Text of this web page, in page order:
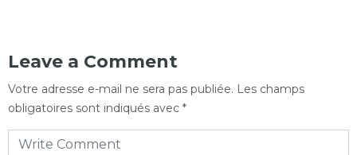
Leave a Comment
Votre adresse e-mail ne sera pas publiée. Les champs
obligatoires sont indiqués avec *